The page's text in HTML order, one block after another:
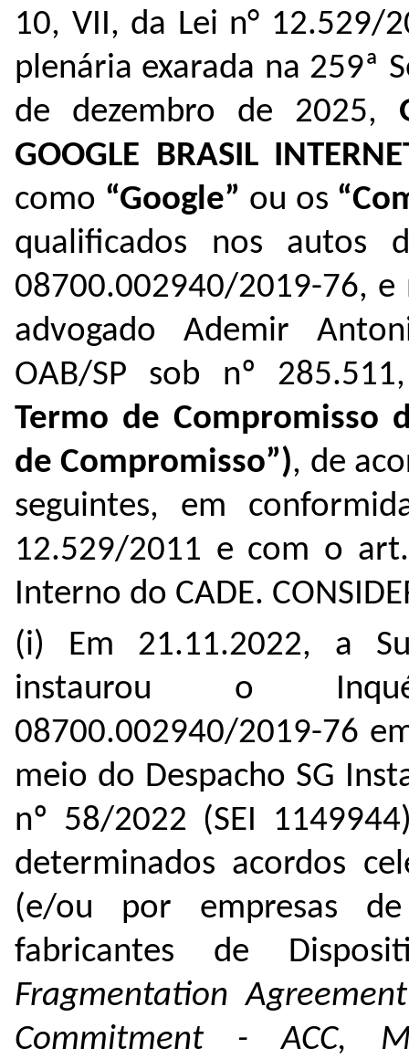
10, VII, da Lei n° 12.529/
plenária exarada na 259ª
de dezembro de 2025,
GOOGLE BRASIL
como “Google” ou os
qualificados nos autos
08700.002940/2019-76,
advogado Ademir
OAB/SP sob nº
Termo de Compromisso
de Compromisso”), de
seguintes, em
12.529/2011 e com o
Interno do CADE.
(i) Em 21.11.2022, a
instaurou o
08700.002940/2019-76
meio do Despacho SG
nº 58/2022 (SEI
determinados acordos
(e/ou por empresas
fabricantes de
Fragmentation
Commitment - ACC,